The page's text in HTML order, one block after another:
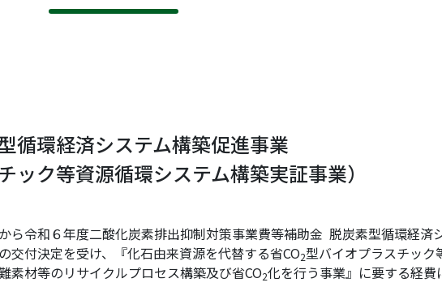
循環経済システム構築促進事業
ック等資源循環システム構築実証事業）
ら令和６年度二酸化炭素排出抑制対策事業費等補助金 脱炭素型循環経済
交付決定を受け、『化石由来資源を代替する省CO2型バイオプラスチック
素材等のリサイクルプロセス構築及び省CO2化を行う事業』に要する経費